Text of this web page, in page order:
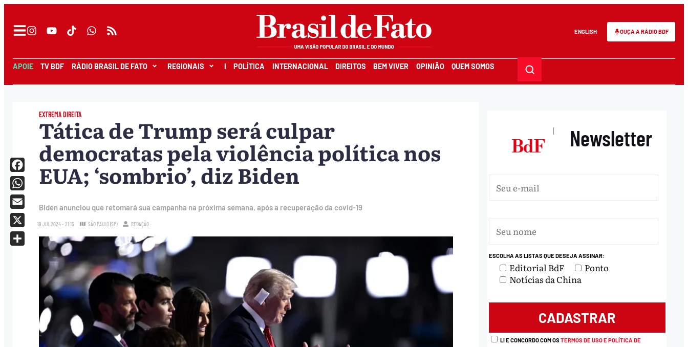
ENGLISH OUÇA A RÁDIO BDF
APOIE TV BDF RÁDIO BRASIL DE FATO REGIONAIS I POLÍTICA INTERNACIONAL DIREITOS BEM VIVER OPINIÃO QUEM SOMOS
EXTREMA DIREITA
Tática de Trump será culpar
democratas pela violência política nos
EUA; ‘sombrio’, diz Biden
Biden anunciou que retomará sua campanha na próxima semana, após a recuperação da covid-19
19.JUL.2024 - 21:15 SÃO PAULO (SP) REDAÇÃO
Facebook
WhatsApp
Email
X
| Newsletter
ESCOLHA AS LISTAS QUE DESEJA ASSINAR:
Editorial BdF
Ponto
Notícias da China
LI E CONCORDO COM OSTERMOS DE USO E POLÍTICA DE